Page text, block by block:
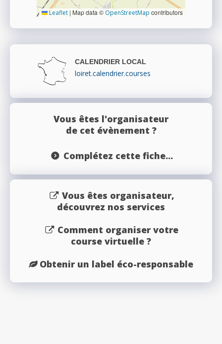
Leaflet | Map data © OpenStreetMap contributors
CALENDRIER LOCAL
loiret.calendrier.courses
Vous êtes l'organisateur
de cet évènement ?
Complétez cette fiche...
Vous êtes organisateur,
découvrez nos services
Comment organiser votre
course virtuelle ?
Obtenir un label éco-responsable